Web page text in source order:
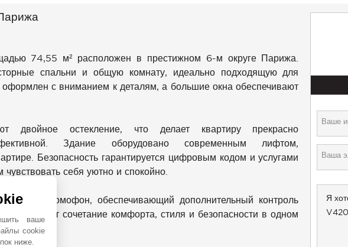
74,55 м² расположен в престижном 6-м округе Парижа.
спальни и общую комнату, идеально подходящую для
с вниманием к деталям, а большие окна обеспечивают
двойное остекление, что делает квартиру прекрасно
Здание оборудовано современным лифтом,
Безопасность гарантируется цифровым кодом и услугами
себя уютно и спокойно.
домофон, обеспечивающий дополнительный контроль
кто ищет сочетание комфорта, стиля и безопасности в одном
ваше
cookie
ниже.